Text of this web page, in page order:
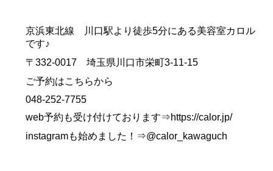
京浜東北線 川口駅より徒歩5分にある美容室カロル
です♪
〒332-0017 埼玉県川口市栄町3-11-15
ご予約はこちらから
048-252-7755
web予約も受け付けております⇒https://calor.jp/
instagramも始めました！⇒@calor_kawaguch